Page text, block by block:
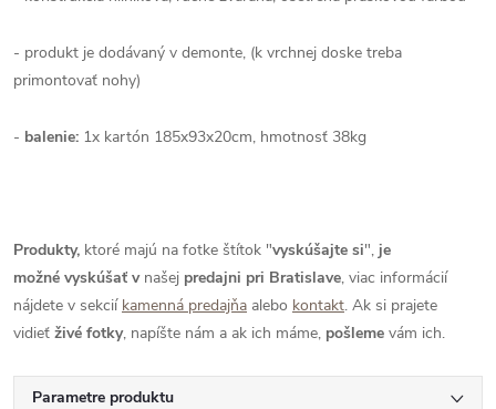
- produkt je dodávaný v demonte, (k vrchnej doske treba
primontovať nohy)
- balenie: 1x kartón 185x93x20cm, hmotnosť 38kg
Produkty, ktoré majú na fotke štítok "vyskúšajte si", je
možné vyskúšať v našej predajni pri Bratislave, viac informácií
nájdete v sekcií kamenná predajňa alebo kontakt. Ak si prajete
vidieť živé fotky, napíšte nám a ak ich máme, pošleme vám ich.
Parametre produktu